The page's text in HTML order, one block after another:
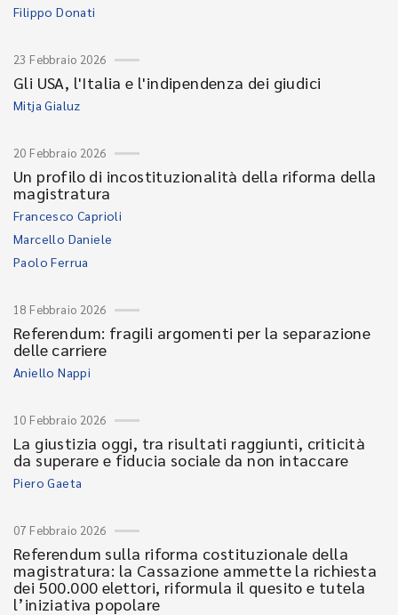
Filippo Donati
23 Febbraio 2026
Gli USA, l'Italia e l'indipendenza dei giudici
Mitja Gialuz
20 Febbraio 2026
Un profilo di incostituzionalità della riforma della
magistratura
Francesco Caprioli
Marcello Daniele
Paolo Ferrua
18 Febbraio 2026
Referendum: fragili argomenti per la separazione
delle carriere
Aniello Nappi
10 Febbraio 2026
La giustizia oggi, tra risultati raggiunti, criticità
da superare e fiducia sociale da non intaccare
Piero Gaeta
07 Febbraio 2026
Referendum sulla riforma costituzionale della
magistratura: la Cassazione ammette la richiesta
dei 500.000 elettori, riformula il quesito e tutela
l’iniziativa popolare